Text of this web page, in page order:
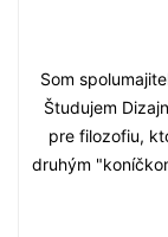
Som
Študujem
pre filozofiu,
druhým